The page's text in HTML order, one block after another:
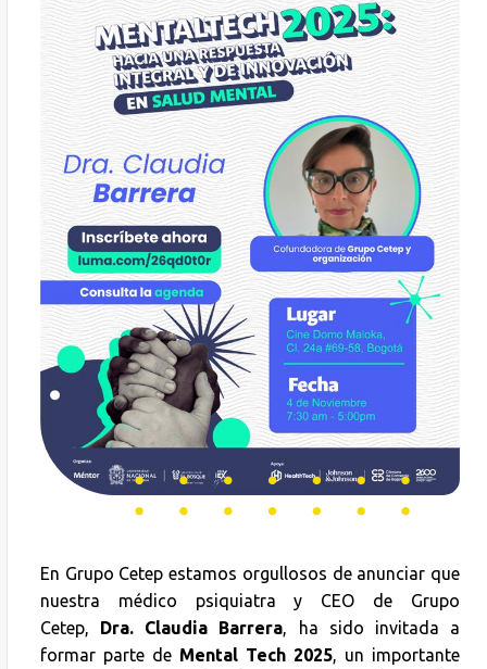
En Grupo Cetep estamos orgullosos de anunciar que
nuestra médico psiquiatra y CEO de Grupo
Cetep, Dra. Claudia Barrera, ha sido invitada a
formar parte de Mental Tech 2025, un importante